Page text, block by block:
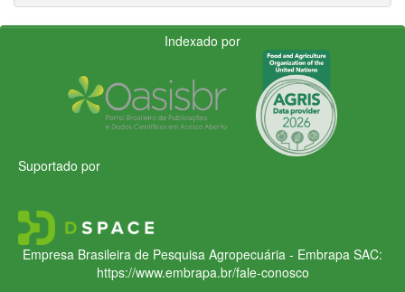
Indexado por
Suportado por
Empresa Brasileira de Pesquisa Agropecuária - Embrapa SAC:
https://www.embrapa.br/fale-conosco